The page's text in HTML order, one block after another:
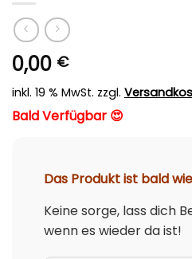
0,00 €
inkl. 19 % MwSt. zzgl.
Bald Verfügbar 😍
Das Produkt ist bald
Keine sorge, lass dich
wenn es wieder da ist!